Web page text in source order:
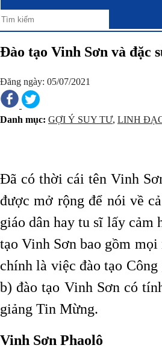
Đào tạo Vinh Sơn và đặc
Đăng ngày: 05/07/2021
Danh mục: GỢI Ý SUY TƯ, LINH
Đã có thời cái tên Vinh
được mở rộng để nói về
giáo dân hay tu sĩ lấy
tạo Vinh Sơn bao gồm
chính là việc đào tạo
b) đào tạo Vinh Sơn có
giảng Tin Mừng.
Vinh Sơn Phaolô